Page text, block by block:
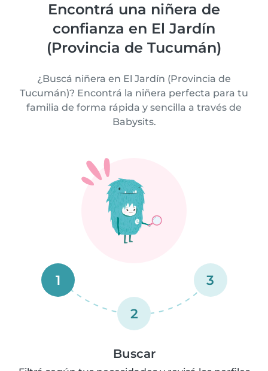
Encontrá una niñera de
confianza en El Jardín
(Provincia de Tucumán)
¿Buscá niñera en El Jardín (Provincia de
Tucumán)? Encontrá la niñera perfecta para tu
familia de forma rápida y sencilla a través de
Babysits.
1
2
3
Buscar